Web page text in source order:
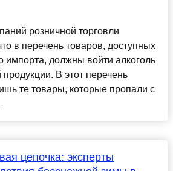
розничной торговли
в перечень товаров, доступных
импорта, должны войти алкоголь
В этот перечень
те товары, которые пропали с
цепочка: эксперты